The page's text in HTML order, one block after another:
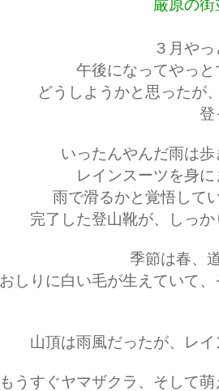
厳原の
３月や
午後になってやっ
どうしようかと思ったが
登
いったんやんだ雨は
レインスーツを身
雨で滑るかと覚悟して
完了した登山靴が、しっ
季節は春、
おしりに白い毛が生えていて
山頂は雨風だったが、レ
もうすぐヤマザクラ、そして